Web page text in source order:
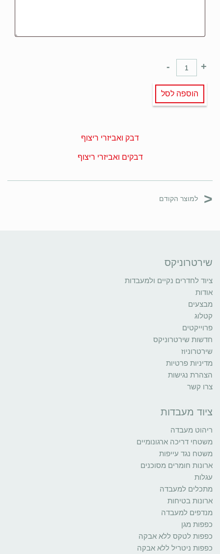
+
-
הוספה לסל
דבק ואביזרי ריצוף
דבקים ואביזרי ריצוף
< למוצר הקודם
שירטרוניקס
ציוד לחדרים נקיים ולמעבדות
אודות
מבצעים
קטלוג
פרוייקטים
חדשות שירטרוניקס
שירטרוניוז
מדיניות פרטיות
הצהרת נגישות
צרו קשר
ציוד מעבדות
ריהוט מעבדה
משטחי דריכה ארגונומיים
משטח נגד עייפות
ארונות חומרים מסוכנים
עגלות
מתכלים למעבדה
ארונות בטיחות
מנדפים למעבדה
כפפות מגן
כפפות לטקס ללא אבקה
כפפות ניטריל ללא אבקה